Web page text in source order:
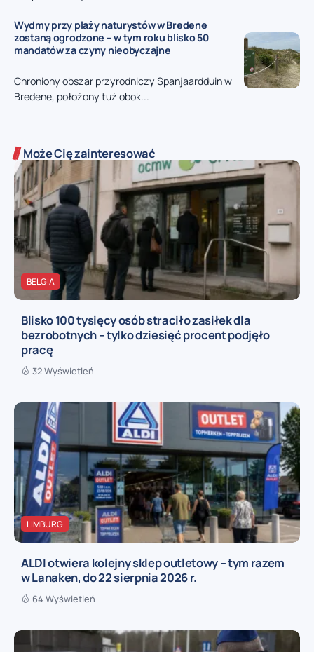
Wydmy przy plaży naturystów w Bredene
zostaną ogrodzone – w tym roku blisko 50
mandatów za czyny nieobyczajne
Chroniony obszar przyrodniczy Spanjaardduin w
Bredene, położony tuż obok...
Może Cię zainteresować
BELGIA
Blisko 100 tysięcy osób straciło zasiłek dla
bezrobotnych – tylko dziesięć procent podjęło
pracę
32 Wyświetleń
LIMBURG
ALDI otwiera kolejny sklep outletowy – tym razem
w Lanaken, do 22 sierpnia 2026 r.
64 Wyświetleń